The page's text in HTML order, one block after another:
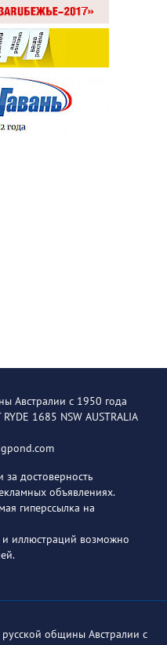
Австралии с 1950 года
1685 NSW AUSTRALIA
за достоверность
объявлениях.
гиперссылка на
иллюстраций возможно
общины Австралии с